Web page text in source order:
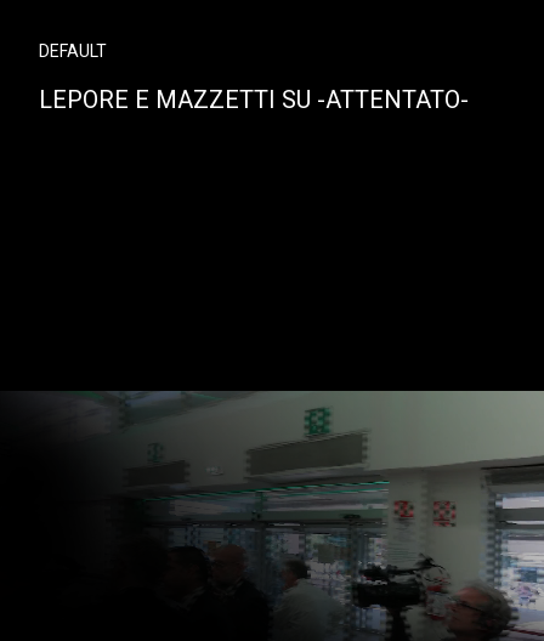
DEFAULT
LEPORE E MAZZETTI SU -ATTENTATO-